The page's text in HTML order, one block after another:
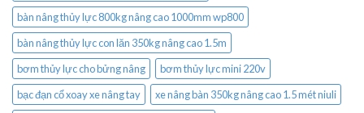
bàn nâng thủy lực 800kg nâng cao 1000mm wp800
bàn nâng thủy lực con lăn 350kg nâng cao 1.5m
bơm thủy lực cho bửng nâng
bơm thủy lực mini 220v
bạc đạn cổ xoay xe nâng tay
xe nâng bàn 350kg nâng cao 1.5 mét niuli